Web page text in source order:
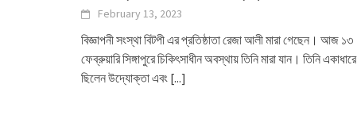
February 13, 2023
বিজ্ঞাপনী সংস্থা বিটপী এর প্রতিষ্ঠাতা রেজা আলী মারা গেছেন। আজ ১৩
ফেব্রুয়ারি সিঙ্গাপুরে চিকিৎসাধীন অবস্থায় তিনি মারা যান। তিনি একাধারে
ছিলেন উদ্যোক্তা এবং [...]